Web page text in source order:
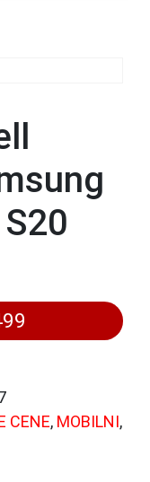
CENE, MOBILNI,